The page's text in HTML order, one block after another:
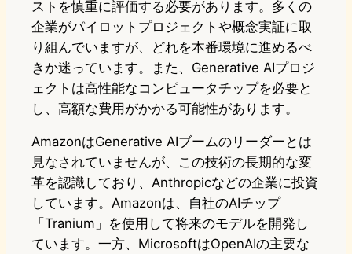
ストを慎重に評価する必要があります。多くの
企業がパイロットプロジェクトや概念実証に取
り組んでいますが、どれを本番環境に進めるべ
きか迷っています。また、Generative AIプロジ
ェクトは高性能なコンピュータチップを必要と
し、高額な費用がかかる可能性があります。
AmazonはGenerative AIブームのリーダーとは
見なされていませんが、この技術の長期的な変
革を認識しており、Anthropicなどの企業に投資
しています。Amazonは、自社のAIチップ
「Tranium」を使用して将来のモデルを開発し
ています。一方、MicrosoftはOpenAIの主要な